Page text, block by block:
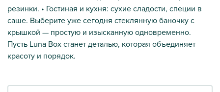
резинки. • Гостиная и кухня: сухие сладости, специи в
саше. Выберите уже сегодня стеклянную баночку с
крышкой — простую и изысканную одновременно.
Пусть Luna Box станет деталью, которая объединяет
красоту и порядок.